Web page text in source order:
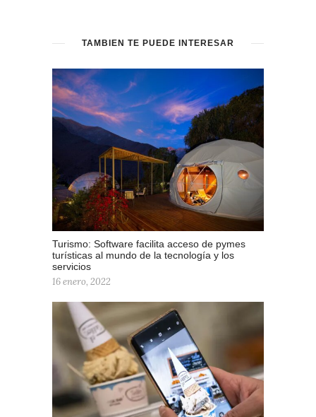
TAMBIÉN TE PUEDE INTERESAR
Turismo: Software facilita acceso de pymes
turísticas al mundo de la tecnología y los
servicios
16 enero, 2022